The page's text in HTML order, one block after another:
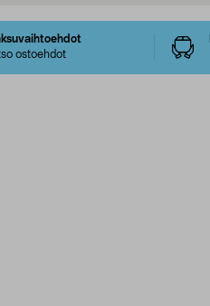
ostoehdot